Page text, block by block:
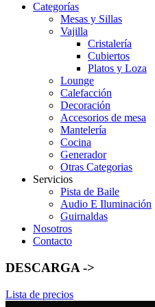
Categorías
Mesas y Sillas
Vajilla
Cristalería
Cubiertos
Platos y Loza
Lounge
Calefacción
Decoración
Accesorios de mesa
Mantelería
Cocina
Generador
Otras Categorias
Servicios
Pista de Baile
Audio E Iluminación
Guirnaldas
Nosotros
Contacto
DESCARGA ->
Lista de precios